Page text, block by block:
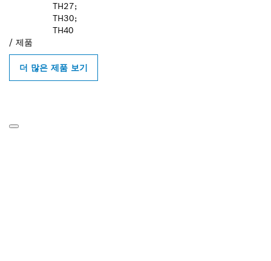
TH27;
TH30;
TH40
/ 제품
더 많은 제품 보기